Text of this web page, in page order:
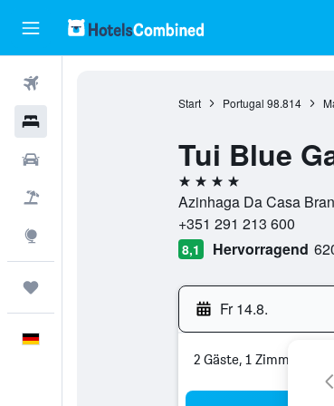
Start Portugal 98.814
Tui Blue
4 Sterne
Azinhaga Da Casa
+351 291 213 600
8,1 Hervorragend
Fr 14.8.
2 Gäste, 1 Zimmer